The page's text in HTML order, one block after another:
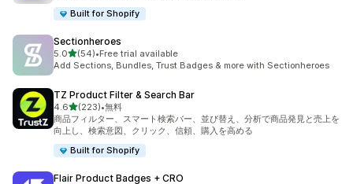
Built for Shopify
Sectionheroes
5.05つ星中
(54)
合計レビュー数：54件
•Free trial available
Add Sections, Bundles, Trust Badges & more with Sectionheroes
TZ Product Filter & Search Bar
4.65つ星中
(223)
合計レビュー数：223件
•無料
商品フィルター、スマート検索バー、並び替え、分析で商品発見と売上を
向上し、検索意図、クリック、信頼、購入を高める
Built for Shopify
Flair Product Badges + CRO